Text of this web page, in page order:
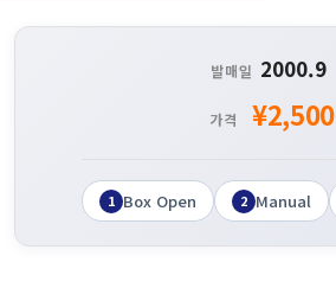
발매일 2000.9
가격 ¥2,500
1 Box Open 2 Manual